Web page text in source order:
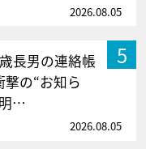
2026.08.05
5
長男の連絡帳
撃の“お知ら
…
2026.08.05